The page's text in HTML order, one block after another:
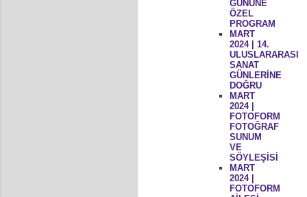
GÜNÜNE
ÖZEL
PROGRAM
MART
2024 | 14.
ULUSLARARASI
SANAT
GÜNLERİNE
DOĞRU
MART
2024 |
FOTOFORM
FOTOĞRAF
SUNUM
VE
SÖYLEŞİSİ
MART
2024 |
FOTOFORM